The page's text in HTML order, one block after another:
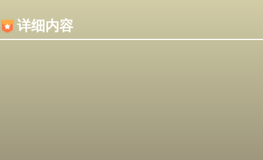
详细内容